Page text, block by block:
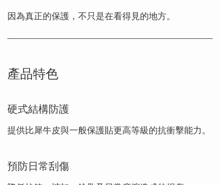
因為真正的保護，不只是在看得見的地方。
產品特色
硬式結構防護
提供比犀牛皮與一般保護貼更高等級的抗衝擊能力。
預防日常刮傷